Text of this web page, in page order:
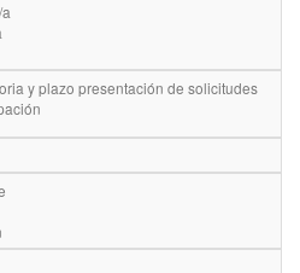
y plazo presentación de solicitudes